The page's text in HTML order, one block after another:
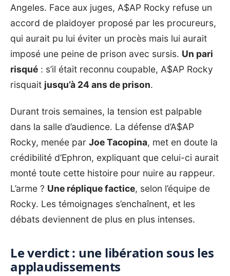
Angeles. Face aux juges, A$AP Rocky refuse un
accord de plaidoyer proposé par les procureurs,
qui aurait pu lui éviter un procès mais lui aurait
imposé une peine de prison avec sursis. Un pari
risqué : s’il était reconnu coupable, A$AP Rocky
risquait jusqu’à 24 ans de prison.
Durant trois semaines, la tension est palpable
dans la salle d’audience. La défense d’A$AP
Rocky, menée par Joe Tacopina, met en doute la
crédibilité d’Ephron, expliquant que celui-ci aurait
monté toute cette histoire pour nuire au rappeur.
L’arme ? Une réplique factice, selon l’équipe de
Rocky. Les témoignages s’enchaînent, et les
débats deviennent de plus en plus intenses.
Le verdict : une libération sous les
applaudissements